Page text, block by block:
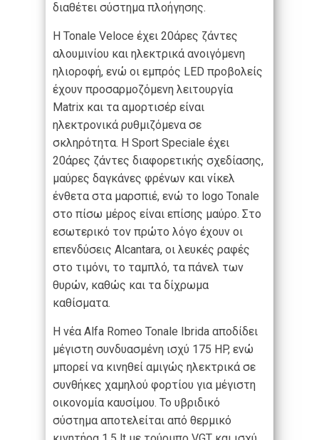
διαθέτει σύστημα πλοήγησης.
Η Tonale Veloce έχει 20άρες ζάντες
αλουμινίου και ηλεκτρικά ανοιγόμενη
ηλιοροφή, ενώ οι εμπρός LED προβολείς
έχουν προσαρμοζόμενη λειτουργία
Matrix και τα αμορτισέρ είναι
ηλεκτρονικά ρυθμιζόμενα σε
σκληρότητα. Η Sport Speciale έχει
20άρες ζάντες διαφορετικής σχεδίασης,
μαύρες δαγκάνες φρένων και νίκελ
ένθετα στα μαρσπιέ, ενώ το logo Tonale
στο πίσω μέρος είναι επίσης μαύρο. Στο
εσωτερικό τον πρώτο λόγο έχουν οι
επενδύσεις Alcantara, οι λευκές ραφές
στο τιμόνι, το ταμπλό, τα πάνελ των
θυρών, καθώς και τα δίχρωμα
καθίσματα.
Η νέα Alfa Romeo Tonale Ibrida αποδίδει
μέγιστη συνδυασμένη ισχύ 175 HP, ενώ
μπορεί να κινηθεί αμιγώς ηλεκτρικά σε
συνθήκες χαμηλού φορτίου για μέγιστη
οικονομία καυσίμου. Το υβριδικό
σύστημα αποτελείται από θερμικό